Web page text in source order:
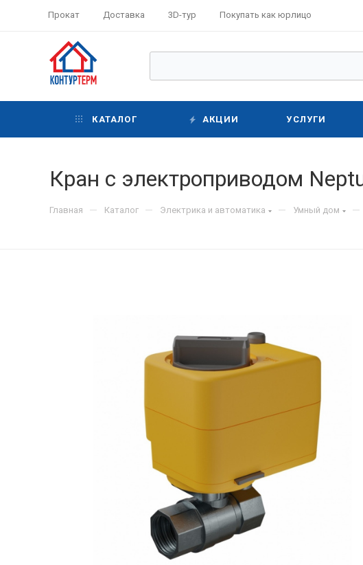
Прокат Доставка 3D-тур Покупать как юрлицо
КАТАЛОГ АКЦИИ УСЛУГИ
Кран с электроприводом
Главная — Каталог — Электрика и автоматика — Умный дом —